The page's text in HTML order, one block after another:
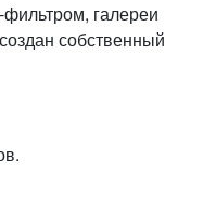
галереи
собственный